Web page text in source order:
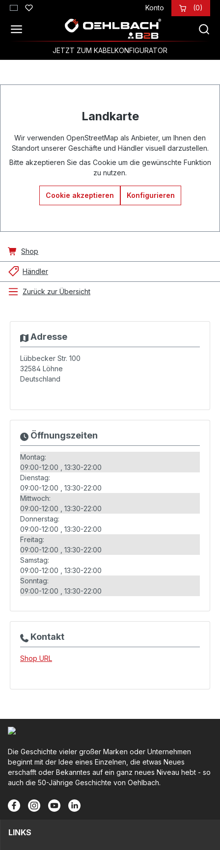
Zum Hauptinhalt springen Konto (0)
JETZT ZUM KABELKONFIGURATOR
Landkarte
Wir verwenden OpenStreetMap als Anbieter, um Ihnen den
Standort unserer Geschäfte und Händler visuell darzustellen.
Bitte akzeptieren Sie das Cookie um die gewünschte Funktion
zu nutzen.
Cookie akzeptieren Konfigurieren
Shop
Händler
Zurück zur Übersicht
Adresse
Lübbecker Str. 100
32584 Löhne
Deutschland
Öffnungszeiten
Montag:
09:00-12:00
13:30-22:00
Dienstag:
09:00-12:00
13:30-22:00
Mittwoch:
09:00-12:00
13:30-22:00
Donnerstag:
09:00-12:00
13:30-22:00
Freitag:
09:00-12:00
13:30-22:00
Samstag:
09:00-12:00
13:30-22:00
Sonntag:
09:00-12:00
13:30-22:00
Kontakt
Shop URL
Die Geschichte vieler großer Marken oder Unternehmen
beginnt mit der Idee eines Einzelnen, die etwas Neues
erschafft oder Bekanntes auf ein ganz neues Niveau hebt - so
auch die 50-Jährige Geschichte von Oehlbach.
LINKS